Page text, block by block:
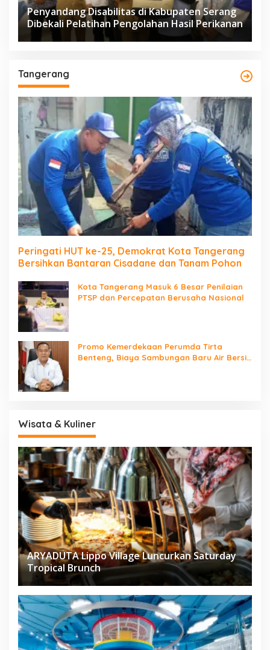
Penyandang Disabilitas di Kabupaten Serang
Dibekali Pelatihan Pengolahan Hasil Perikanan
Tangerang
Peringati HUT ke-25, Demokrat Kota Tangerang
Bersihkan Bantaran Cisadane dan Tanam Pohon
Kota Tangerang Masuk 6 Besar Penilaian
PTSP dan Percepatan Berusaha Nasional
Promo Kemerdekaan Perumda Tirta
Benteng, Biaya Sambungan Baru Air Bersih
Wisata & Kuliner
ARYADUTA Lippo Village Luncurkan Saturday
Tropical Brunch